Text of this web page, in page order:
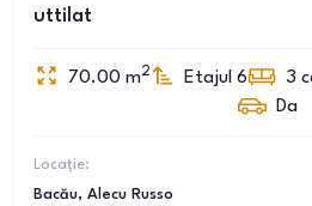
uttilat
70.00 m2 Etajul 6 3
Da
Locație:
Bacău, Alecu Russo